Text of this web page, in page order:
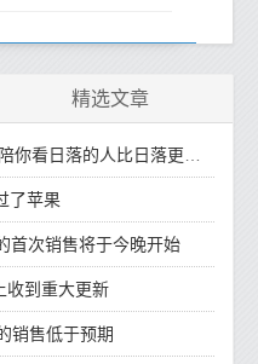
精选文章
看日落的人比日落更浪漫
了苹果
首次销售将于今晚开始
到重大更新
销售低于预期